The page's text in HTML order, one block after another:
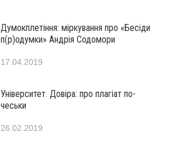
Думокплетіння: міркування про «Бесіди
п(р)одумки» Андрія Содомори
17.04.2019
Університет. Довіра: про плагіат по-
чеськи
26.02.2019